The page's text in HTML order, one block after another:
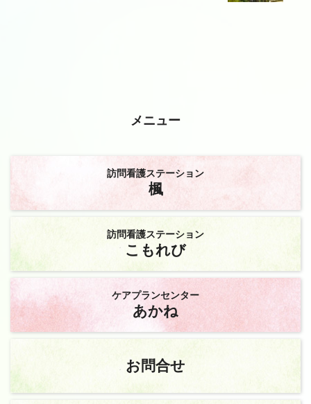
メニュー
訪問看護ステーション
楓
訪問看護ステーション
こもれび
ケアプランセンター
あかね
お問合せ